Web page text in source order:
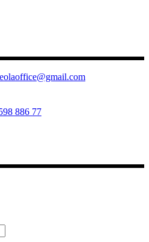
eolaoffice@gmail.com
886 77